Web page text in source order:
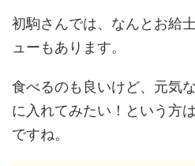
初駒さんでは、なんとお給
ューもあります。
食べるのも良いけど、元気
に入れてみたい！という方
ですね。